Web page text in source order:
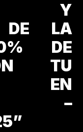
Y
DE LA
DE
TU
EN
–